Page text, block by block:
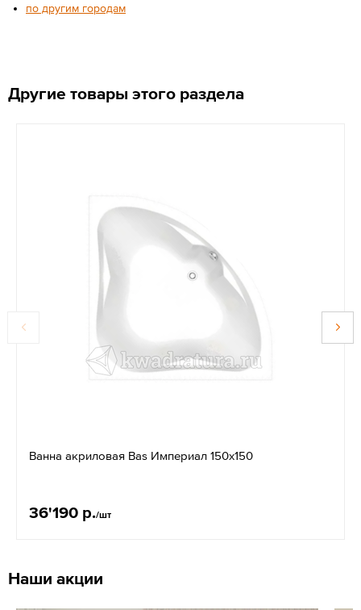
по другим городам
Другие товары этого раздела
Ванна акриловая Bas Империал 150х150
36'190 р./шт
Наши акции